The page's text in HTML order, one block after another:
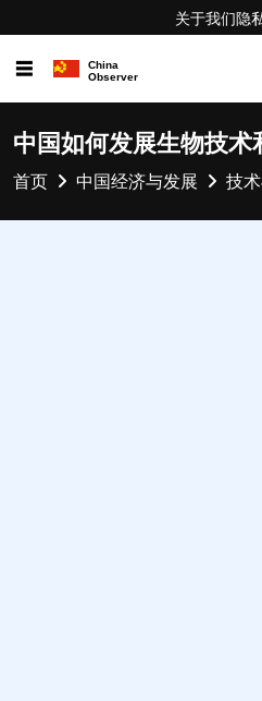
关于我们隐
☰
中国如何发展生物技术
首页 中国经济与发展 技